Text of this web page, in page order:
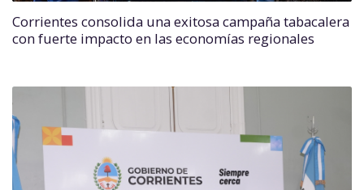
Corrientes consolida una exitosa campaña tabacalera
con fuerte impacto en las economías regionales